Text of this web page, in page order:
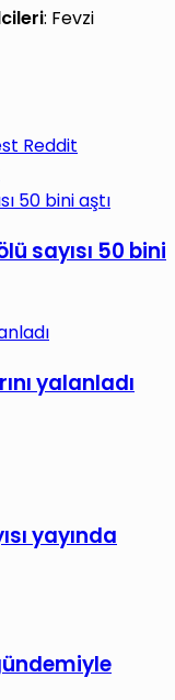
: Fevzi
Reddit
50 bini aştı
sayısı 50 bini
yalanladı
yayında